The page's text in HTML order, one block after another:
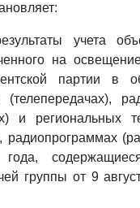
учета
на
партии в
(телепередачах),
и региональных
радиопрограммах
группы от 9